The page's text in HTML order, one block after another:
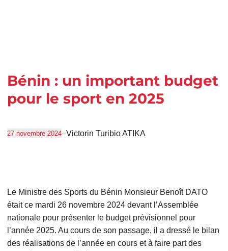
Bénin : un important budget
pour le sport en 2025
27 novembre 2024–Victorin Turibio ATIKA
Le Ministre des Sports du Bénin Monsieur Benoît DATO
était ce mardi 26 novembre 2024 devant l’Assemblée
nationale pour présenter le budget prévisionnel pour
l’année 2025. Au cours de son passage, il a dressé le bilan
des réalisations de l’année en cours et à faire part des